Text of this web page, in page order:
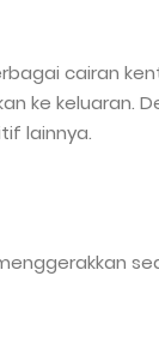
cairan
ke keluaran.
lainnya.